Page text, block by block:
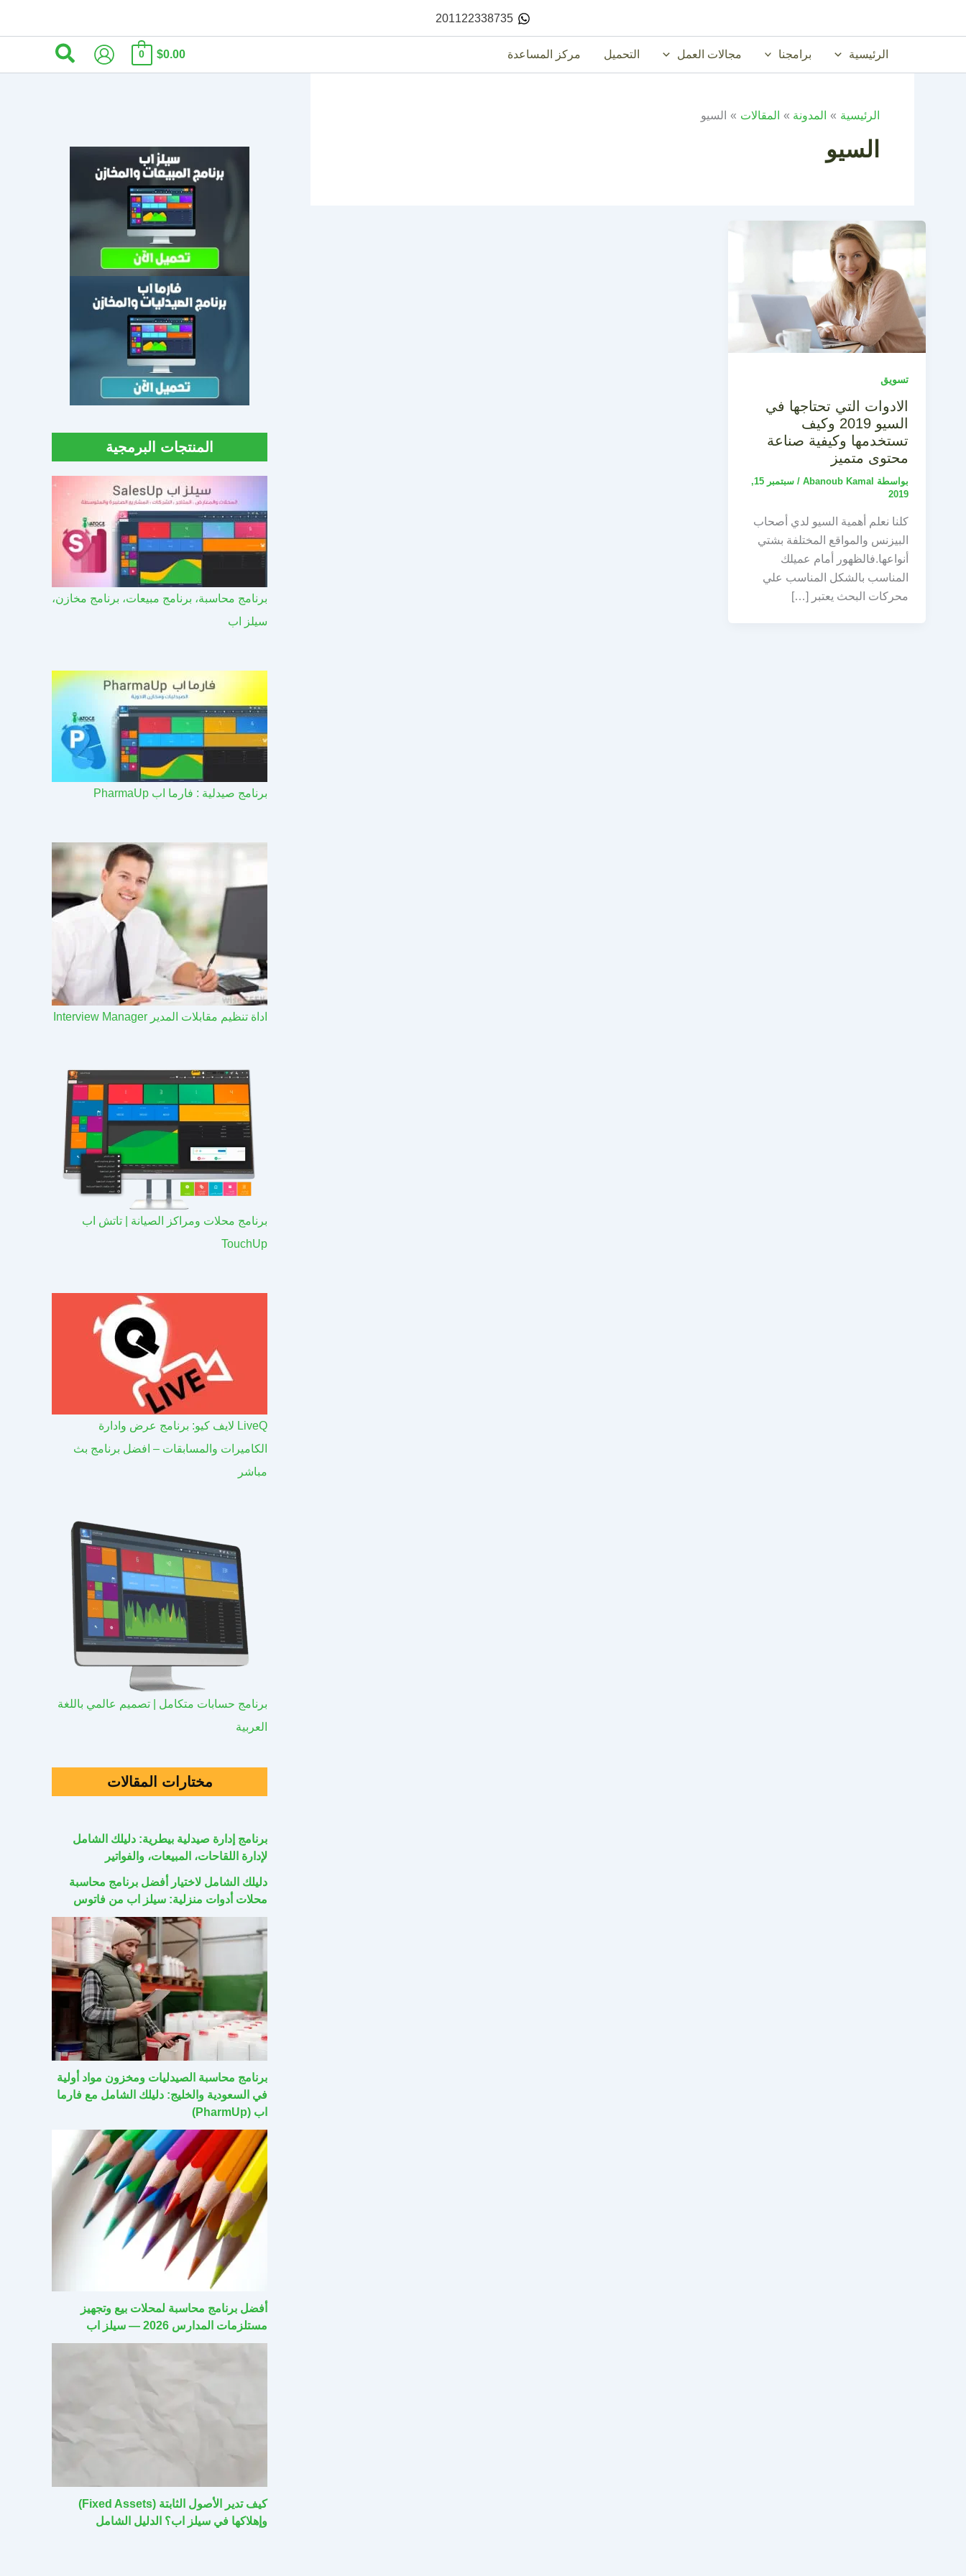
201122338735
الرئيسية برامجنا مجالات العمل التحميل مركز المساعدة $0.00
0 البحث
الرئيسية المدونة المقالات السيو
السيو
تسويق
الادوات التي تحتاجها في
السيو 2019 وكيف
تستخدمها وكيفية صناعة
محتوى متميز
بواسطة Abanoub Kamal
/
سبتمبر 15,
2019
كلنا نعلم أهمية السيو لدي أصحاب
البيزنس والمواقع المختلفة بشتي
أنواعها.فالظهور أمام عميلك
المناسب بالشكل المناسب علي
محركات البحث يعتبر […]
المنتجات البرمجية
برنامج محاسبة، برنامج مبيعات، برنامج مخازن،
سيلز اب
برنامج صيدلية : فارما اب PharmaUp​
اداة تنظيم مقابلات المدير Interview Manager
برنامج محلات ومراكز الصيانة | تاتش اب
TouchUp
LiveQ لايف كيو: برنامج عرض وادارة
الكاميرات والمسابقات – افضل برنامج بث
مباشر
برنامج حسابات متكامل | تصميم عالمي باللغة
العربية
مختارات المقالات
برنامج إدارة صيدلية بيطرية: دليلك الشامل
لإدارة اللقاحات، المبيعات، والفواتير
دليلك الشامل لاختيار أفضل برنامج محاسبة
محلات أدوات منزلية: سيلز اب من فاتوس
برنامج محاسبة الصيدليات ومخزون مواد أولية
في السعودية والخليج: دليلك الشامل مع فارما
اب (PharmUp)
أفضل برنامج محاسبة لمحلات بيع وتجهيز
مستلزمات المدارس 2026 — سيلز اب
كيف تدير الأصول الثابتة (Fixed Assets)
وإهلاكها في سيلز اب؟ الدليل الشامل